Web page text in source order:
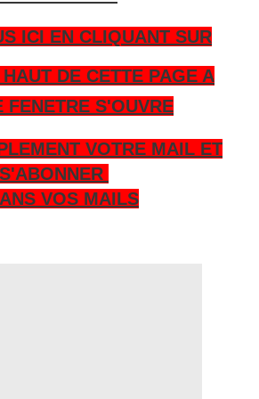
ICI EN CLIQUANT SUR
HAUT DE CETTE PAGE A
FENETRE S'OUVRE
VOTRE MAIL ET
VOS MAILS